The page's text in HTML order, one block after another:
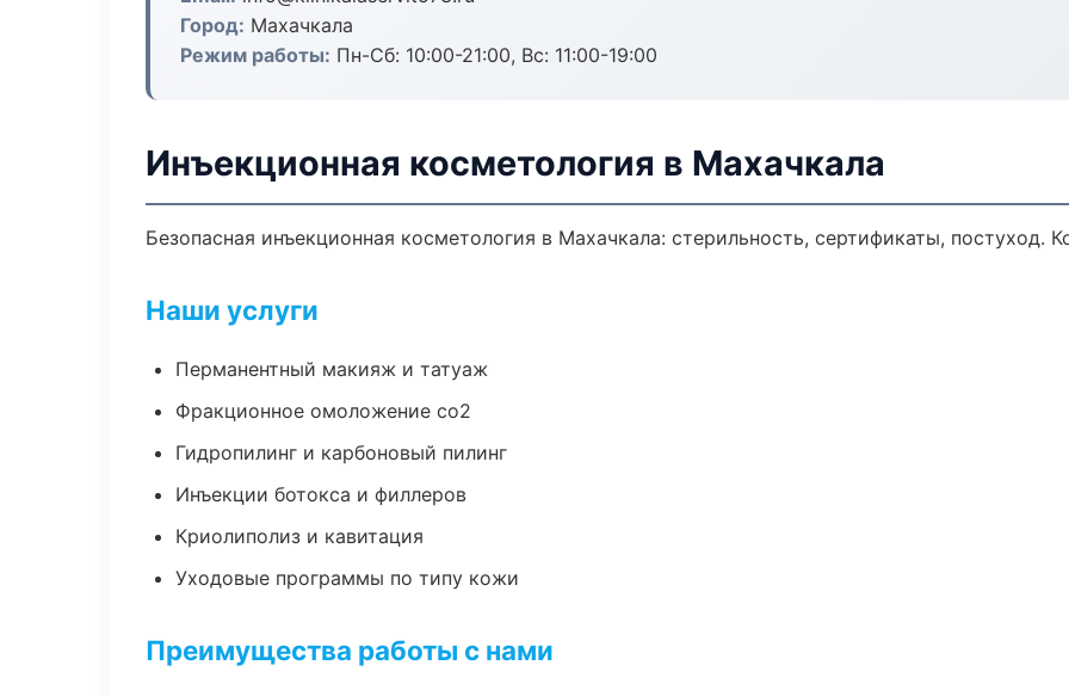
Город: Махачкала
Режим работы: Пн-Сб: 10:00-21:00, Вс: 11:00-19:00
Инъекционная косметология в Махачкала
Безопасная инъекционная косметология в Махачкала: стерильность, сертификаты, постуход.
Наши услуги
Перманентный макияж и татуаж
Фракционное омоложение co2
Гидропилинг и карбоновый пилинг
Инъекции ботокса и филлеров
Криолиполиз и кавитация
Уходовые программы по типу кожи
Преимущества работы с нами